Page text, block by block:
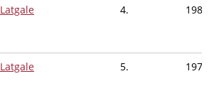
Latgale 4. 1985
Latgale 5. 1970